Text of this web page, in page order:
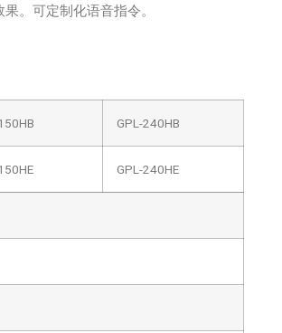
。可定制化语音指令。
GPL-240HB
GPL-240HE